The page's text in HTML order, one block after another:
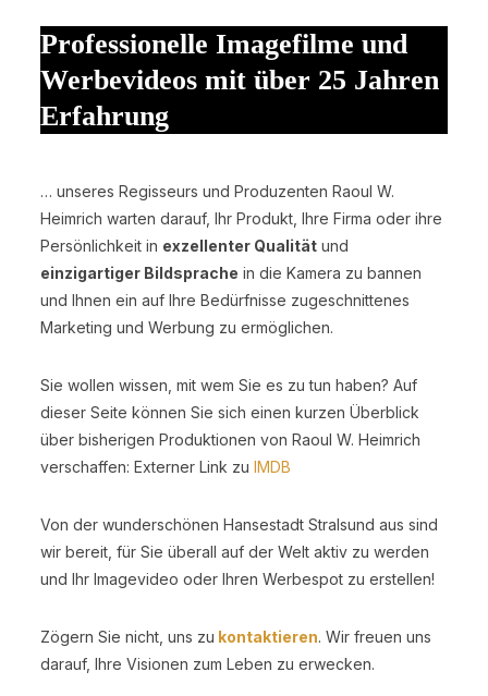
Professionelle Imagefilme und
Werbevideos mit über 25 Jahren
Erfahrung
… unseres Regisseurs und Produzenten Raoul W.
Heimrich warten darauf, Ihr Produkt, Ihre Firma oder ihre
Persönlichkeit in exzellenter Qualitätund
einzigartiger Bildsprache in die Kamera zu bannen
und Ihnen ein auf Ihre Bedürfnisse zugeschnittenes
Marketing und Werbung zu ermöglichen.
Sie wollen wissen, mit wem Sie es zu tun haben? Auf
dieser Seite können Sie sich einen kurzen Überblick
über bisherigen Produktionen von Raoul W. Heimrich
verschaffen: Externer Link zu IMDB
Von der wunderschönen Hansestadt Stralsund aus sind
wir bereit, für Sie überall auf der Welt aktiv zu werden
und Ihr Imagevideo oder Ihren Werbespot zu erstellen!
Zögern Sie nicht, uns zu kontaktieren. Wir freuen uns
darauf, Ihre Visionen zum Leben zu erwecken.